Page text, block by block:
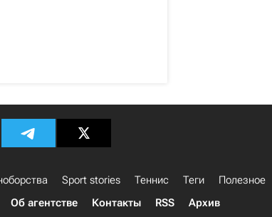
Sport stories Теннис Теги
Полезное
Об агентстве Контакты RSS Архив